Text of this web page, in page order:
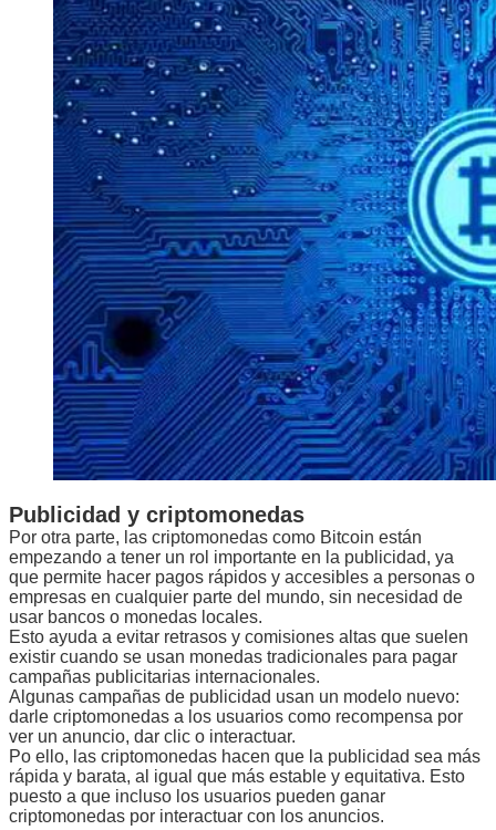
Publicidad y criptomonedas
Por otra parte, las criptomonedas como Bitcoin están
empezando a tener un rol importante en la publicidad, ya
que permite hacer pagos rápidos y accesibles a personas o
empresas en cualquier parte del mundo, sin necesidad de
usar bancos o monedas locales.
Esto ayuda a evitar retrasos y comisiones altas que suelen
existir cuando se usan monedas tradicionales para pagar
campañas publicitarias internacionales.
Algunas campañas de publicidad usan un modelo nuevo:
darle criptomonedas a los usuarios como recompensa por
ver un anuncio, dar clic o interactuar.
Po ello, las criptomonedas hacen que la publicidad sea más
rápida y barata, al igual que más estable y equitativa. Esto
puesto a que incluso los usuarios pueden ganar
criptomonedas por interactuar con los anuncios.